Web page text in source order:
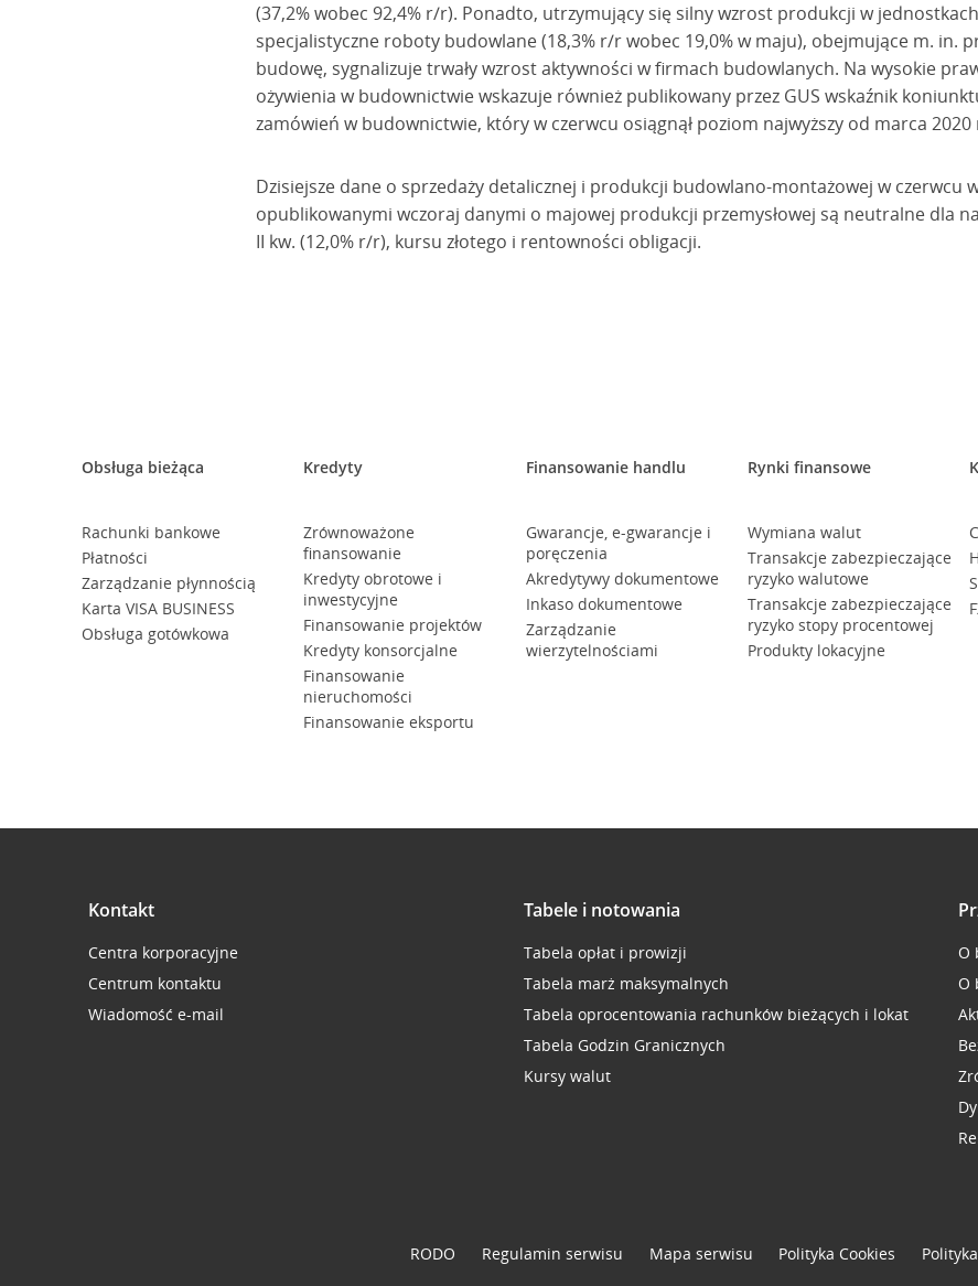
(37,2% wobec 92,4% r/r). Ponadto, utrzymujący się silny wzrost produkcji w
specjalistyczne roboty budowlane (18,3% r/r wobec 19,0% w maju), obejmujące m. in.
budowę, sygnalizuje trwały wzrost aktywności w firmach budowlanych. Na wysokie
ożywienia w budownictwie wskazuje również publikowany przez GUS wskaźnik
zamówień w budownictwie, który w czerwcu osiągnął poziom najwyższy od marca 2020
Dzisiejsze dane o sprzedaży detalicznej i produkcji budowlano-montażowej w czerwcu
opublikowanymi wczoraj danymi o majowej produkcji przemysłowej są neutralne dla
II kw. (12,0% r/r), kursu złotego i rentowności obligacji.
Obsługa bieżąca
Rachunki bankowe
Płatności
Zarządzanie płynnością
Karta VISA BUSINESS
Obsługa gotówkowa
Kredyty
Zrównoważone
finansowanie
Kredyty obrotowe i
inwestycyjne
Finansowanie projektów
Kredyty konsorcjalne
Finansowanie
nieruchomości
Finansowanie eksportu
Finansowanie handlu
Gwarancje, e-gwarancje i
poręczenia
Akredytywy dokumentowe
Inkaso dokumentowe
Zarządzanie
wierzytelnościami
Rynki finansowe
Wymiana walut
Transakcje zabezpieczające
ryzyko walutowe
Transakcje zabezpieczające
ryzyko stopy procentowej
Produkty lokacyjne
Kontakt
Centra korporacyjne
Centrum kontaktu
Wiadomość e-mail
Tabele i notowania
Tabela opłat i prowizji
Tabela marż maksymalnych
Tabela oprocentowania rachunków bieżących i lokat
Tabela Godzin Granicznych
Kursy walut
O
O
RODO Regulamin serwisu Mapa serwisu Polityka Cookies